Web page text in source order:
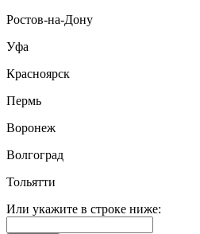
Ростов-на-Дону
Уфа
Красноярск
Пермь
Воронеж
Волгоград
Тольятти
Или укажите в строке ниже: